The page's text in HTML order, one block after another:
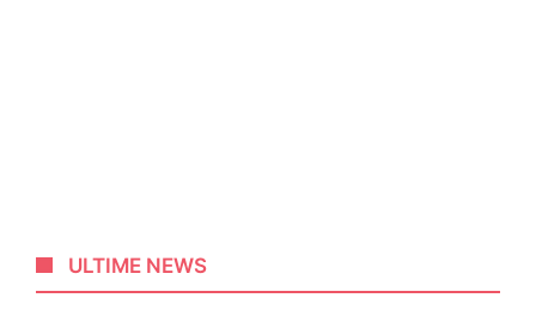
ULTIME NEWS